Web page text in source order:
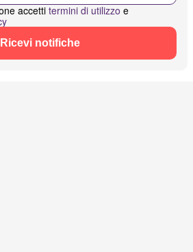
accetti termini di utilizzo e
Ricevi notifiche